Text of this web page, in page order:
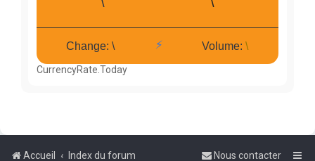
CurrencyRate.Today
Accueil Index du forum Nous contacter